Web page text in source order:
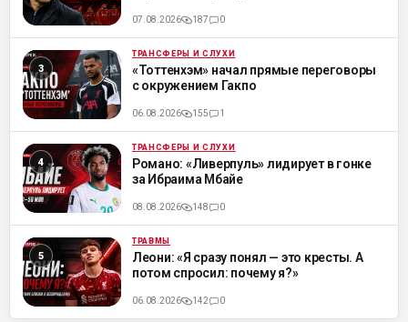
07.08.2026 187 0
ML ТРАНСФЕРЫ И СЛУХИ
«Тоттенхэм» начал прямые переговоры
с окружением Гакпо
06.08.2026 155 1
ML ТРАНСФЕРЫ И СЛУХИ
Романо: «Ливерпуль» лидирует в гонке
за Ибраима Мбайе
08.08.2026 148 0
ML ТРАВМЫ
Леони: «Я сразу понял — это кресты. А
потом спросил: почему я?»
06.08.2026 142 0